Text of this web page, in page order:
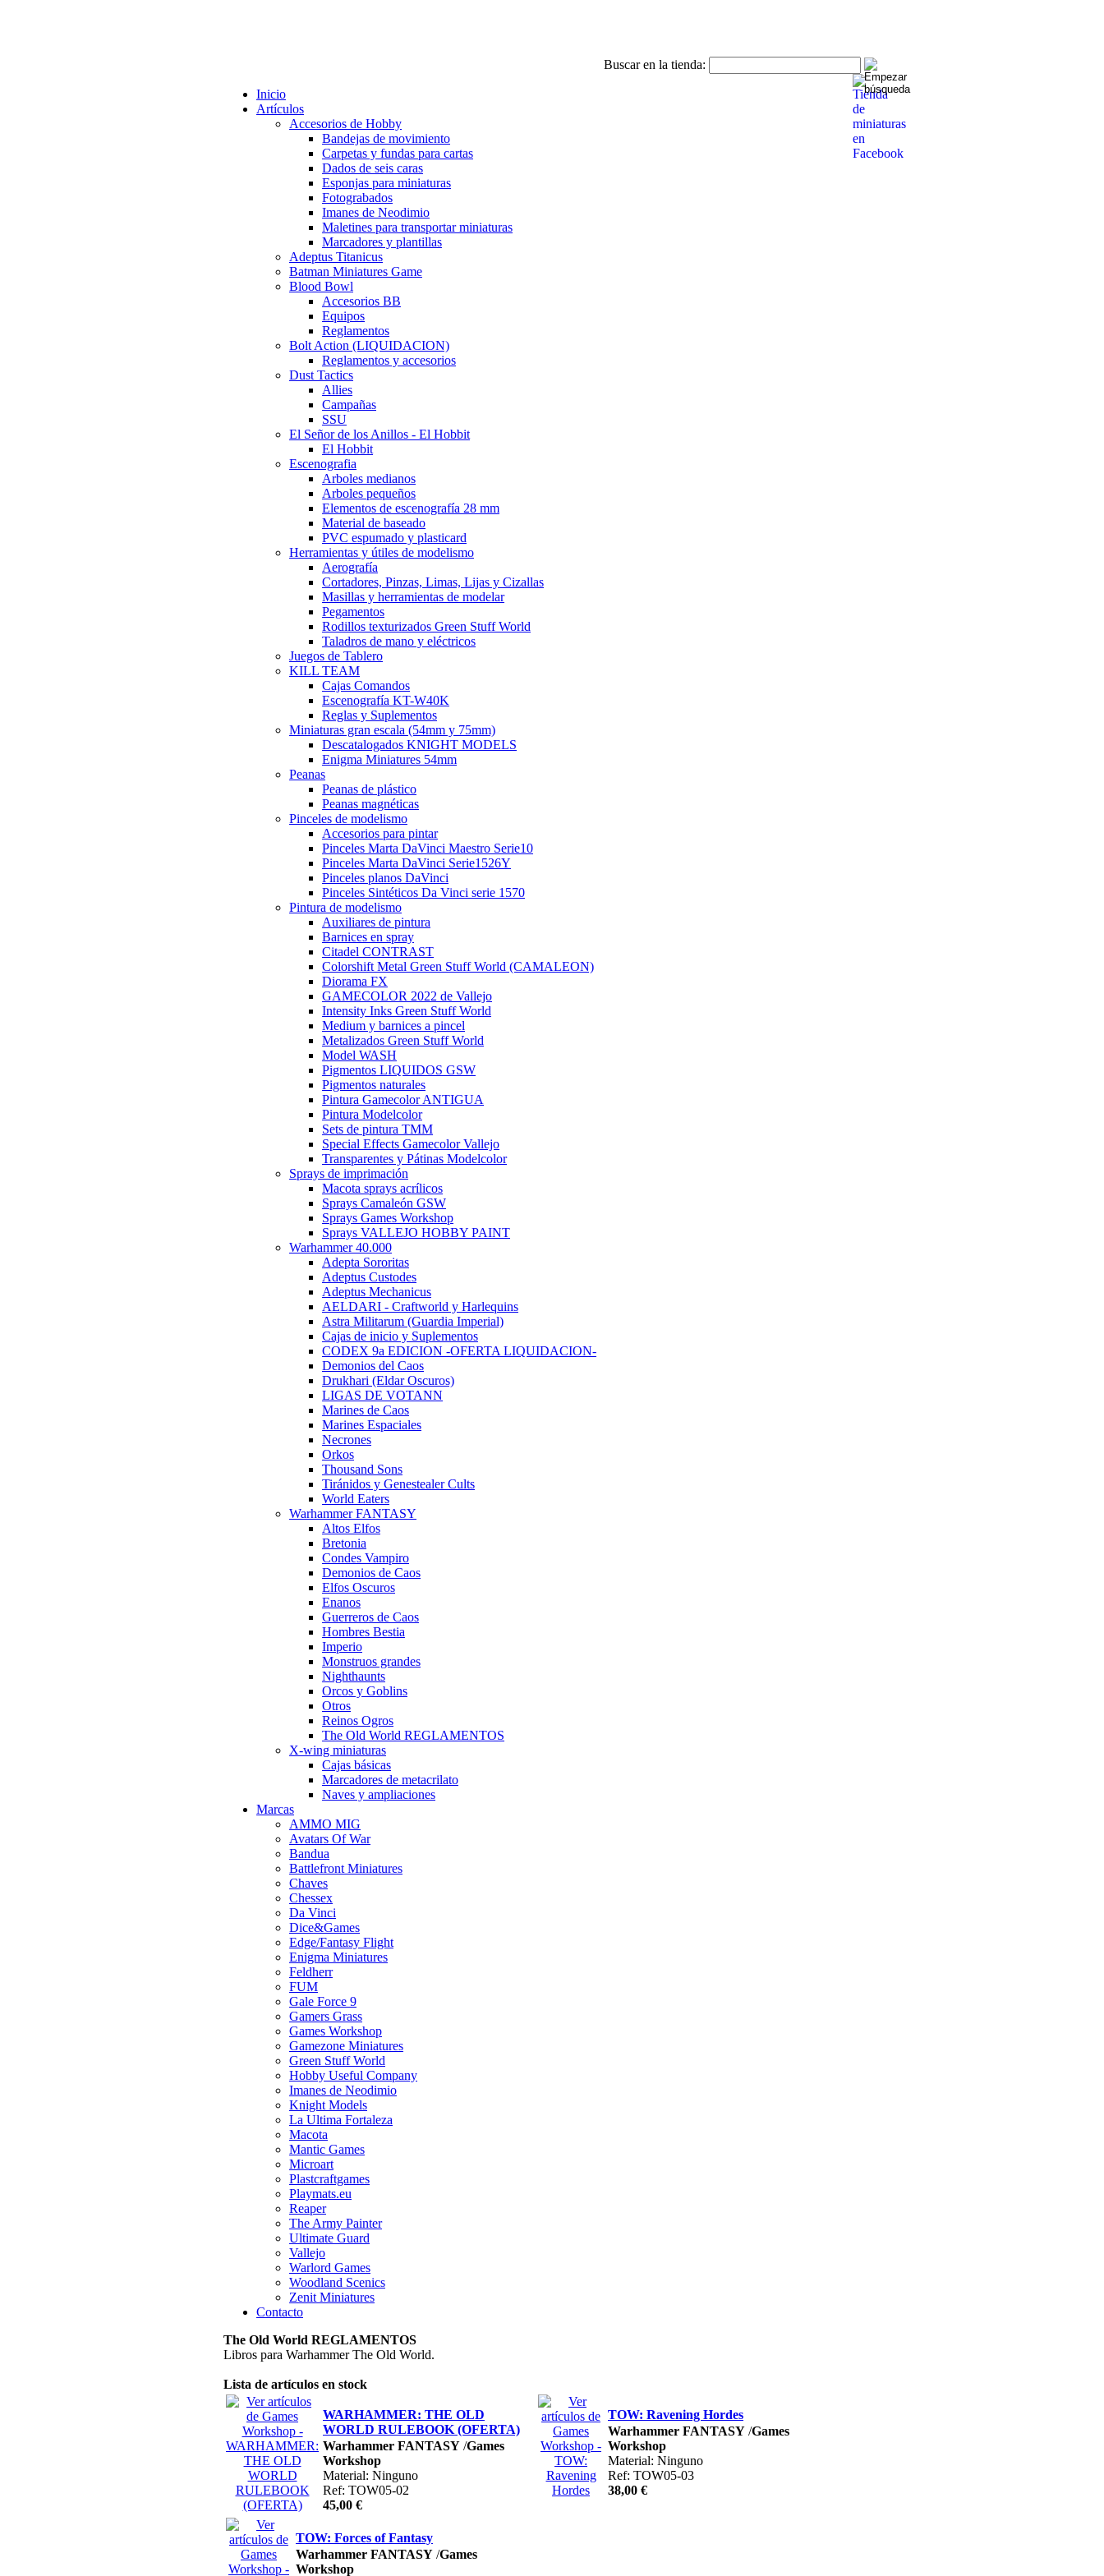
Buscar en la tienda:
Inicio
Artículos
Accesorios de Hobby
Bandejas de movimiento
Carpetas y fundas para cartas
Dados de seis caras
Esponjas para miniaturas
Fotograbados
Imanes de Neodimio
Maletines para transportar miniaturas
Marcadores y plantillas
Adeptus Titanicus
Batman Miniatures Game
Blood Bowl
Accesorios BB
Equipos
Reglamentos
Bolt Action (LIQUIDACION)
Reglamentos y accesorios
Dust Tactics
Allies
Campañas
SSU
El Señor de los Anillos - El Hobbit
El Hobbit
Escenografia
Arboles medianos
Arboles pequeños
Elementos de escenografía 28 mm
Material de baseado
PVC espumado y plasticard
Herramientas y útiles de modelismo
Aerografía
Cortadores, Pinzas, Limas, Lijas y Cizallas
Masillas y herramientas de modelar
Pegamentos
Rodillos texturizados Green Stuff World
Taladros de mano y eléctricos
Juegos de Tablero
KILL TEAM
Cajas Comandos
Escenografía KT-W40K
Reglas y Suplementos
Miniaturas gran escala (54mm y 75mm)
Descatalogados KNIGHT MODELS
Enigma Miniatures 54mm
Peanas
Peanas de plástico
Peanas magnéticas
Pinceles de modelismo
Accesorios para pintar
Pinceles Marta DaVinci Maestro Serie10
Pinceles Marta DaVinci Serie1526Y
Pinceles planos DaVinci
Pinceles Sintéticos Da Vinci serie 1570
Pintura de modelismo
Auxiliares de pintura
Barnices en spray
Citadel CONTRAST
Colorshift Metal Green Stuff World (CAMALEON)
Diorama FX
GAMECOLOR 2022 de Vallejo
Intensity Inks Green Stuff World
Medium y barnices a pincel
Metalizados Green Stuff World
Model WASH
Pigmentos LIQUIDOS GSW
Pigmentos naturales
Pintura Gamecolor ANTIGUA
Pintura Modelcolor
Sets de pintura TMM
Special Effects Gamecolor Vallejo
Transparentes y Pátinas Modelcolor
Sprays de imprimación
Macota sprays acrílicos
Sprays Camaleón GSW
Sprays Games Workshop
Sprays VALLEJO HOBBY PAINT
Warhammer 40.000
Adepta Sororitas
Adeptus Custodes
Adeptus Mechanicus
AELDARI - Craftworld y Harlequins
Astra Militarum (Guardia Imperial)
Cajas de inicio y Suplementos
CODEX 9a EDICION -OFERTA LIQUIDACION-
Demonios del Caos
Drukhari (Eldar Oscuros)
LIGAS DE VOTANN
Marines de Caos
Marines Espaciales
Necrones
Orkos
Thousand Sons
Tiránidos y Genestealer Cults
World Eaters
Warhammer FANTASY
Altos Elfos
Bretonia
Condes Vampiro
Demonios de Caos
Elfos Oscuros
Enanos
Guerreros de Caos
Hombres Bestia
Imperio
Monstruos grandes
Nighthaunts
Orcos y Goblins
Otros
Reinos Ogros
The Old World REGLAMENTOS
X-wing miniaturas
Cajas básicas
Marcadores de metacrilato
Naves y ampliaciones
Marcas
AMMO MIG
Avatars Of War
Bandua
Battlefront Miniatures
Chaves
Chessex
Da Vinci
Dice&Games
Edge/Fantasy Flight
Enigma Miniatures
Feldherr
FUM
Gale Force 9
Gamers Grass
Games Workshop
Gamezone Miniatures
Green Stuff World
Hobby Useful Company
Imanes de Neodimio
Knight Models
La Ultima Fortaleza
Macota
Mantic Games
Microart
Plastcraftgames
Playmats.eu
Reaper
The Army Painter
Ultimate Guard
Vallejo
Warlord Games
Woodland Scenics
Zenit Miniatures
Contacto
The Old World REGLAMENTOS
Libros para Warhammer The Old World.
Lista de artículos en stock
WARHAMMER: THE OLD
WORLD RULEBOOK (OFERTA)
Warhammer FANTASY /Games
Workshop
Material: Ninguno
Ref: TOW05-02
45,00 €
TOW: Ravening Hordes
Warhammer FANTASY /Games
Workshop
Material: Ninguno
Ref: TOW05-03
38,00 €
TOW: Forces of Fantasy
Warhammer FANTASY /Games
Workshop